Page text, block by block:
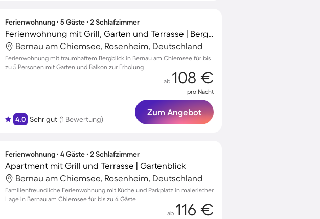
Ferienwohnung ∙ 5 Gäste ∙ 2 Schlafzimmer
Ferienwohnung mit Grill, Garten und Terrasse | Bergblick
Bernau am Chiemsee, Rosenheim, Deutschland
Ferienwohnung mit traumhaftem Bergblick in Bernau am Chiemsee für bis
zu 5 Personen mit Garten und Balkon zur Erholung
4.0 Sehr gut (1 Bewertung)
ab 108 €
pro Nacht
Zum Angebot
Ferienwohnung ∙ 4 Gäste ∙ 2 Schlafzimmer
Apartment mit Grill und Terrasse | Gartenblick
Bernau am Chiemsee, Rosenheim, Deutschland
Familienfreundliche Ferienwohnung mit Küche und Parkplatz in malerischer
Lage in Bernau am Chiemsee für bis zu 4 Gäste
ab 116 €